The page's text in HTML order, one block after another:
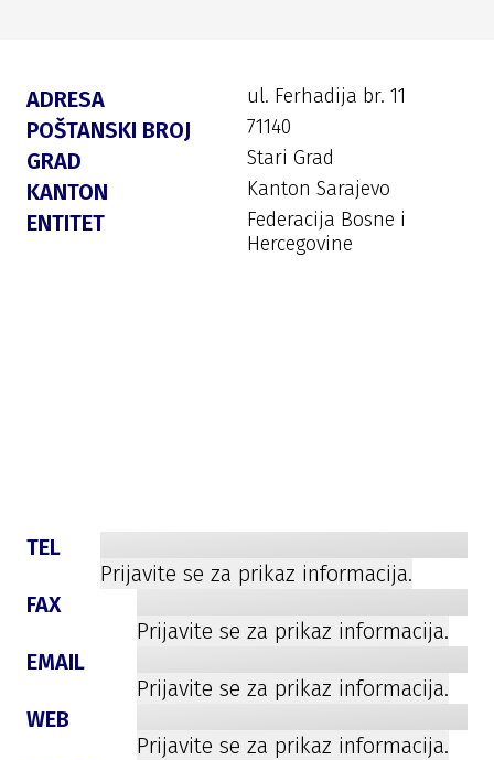
ADRESA ul. Ferhadija br. 11
POŠTANSKI BROJ 71140
GRAD Stari Grad
KANTON Kanton Sarajevo
ENTITET
Federacija Bosne i
Hercegovine
TEL
Prijavite se za prikaz informacija.
FAX
Prijavite se za prikaz informacija.
EMAIL
Prijavite se za prikaz informacija.
WEB
Prijavite se za prikaz informacija.